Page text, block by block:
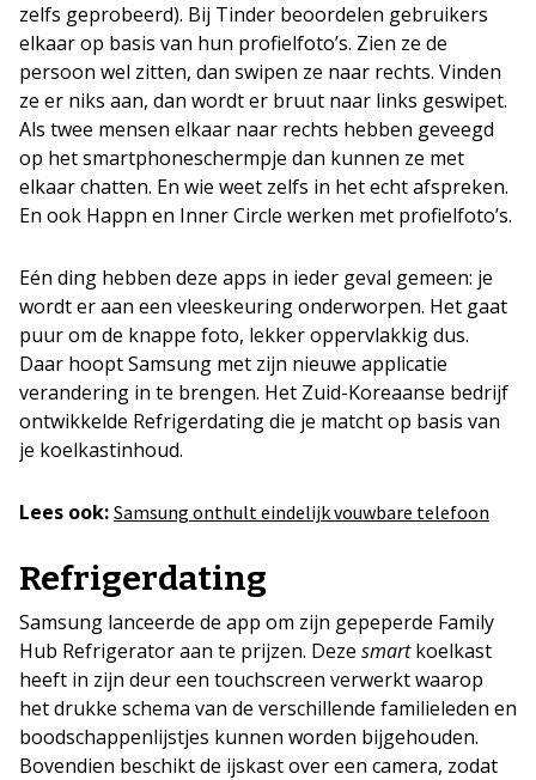
zelfs geprobeerd). Bij Tinder beoordelen gebruikers
elkaar op basis van hun profielfoto’s. Zien ze de
persoon wel zitten, dan swipen ze naar rechts. Vinden
ze er niks aan, dan wordt er bruut naar links geswipet.
Als twee mensen elkaar naar rechts hebben geveegd
op het smartphoneschermpje dan kunnen ze met
elkaar chatten. En wie weet zelfs in het echt afspreken.
En ook Happn en Inner Circle werken met profielfoto’s.
Eén ding hebben deze apps in ieder geval gemeen: je
wordt er aan een vleeskeuring onderworpen. Het gaat
puur om de knappe foto, lekker oppervlakkig dus.
Daar hoopt Samsung met zijn nieuwe applicatie
verandering in te brengen. Het Zuid-Koreaanse bedrijf
ontwikkelde Refrigerdating die je matcht op basis van
je koelkastinhoud.
Lees ook: Samsung onthult eindelijk vouwbare telefoon
Refrigerdating
Samsung lanceerde de app om zijn gepeperde Family
Hub Refrigerator aan te prijzen. Deze smartkoelkast
heeft in zijn deur een touchscreen verwerkt waarop
het drukke schema van de verschillende familieleden en
boodschappenlijstjes kunnen worden bijgehouden.
Bovendien beschikt de ijskast over een camera, zodat